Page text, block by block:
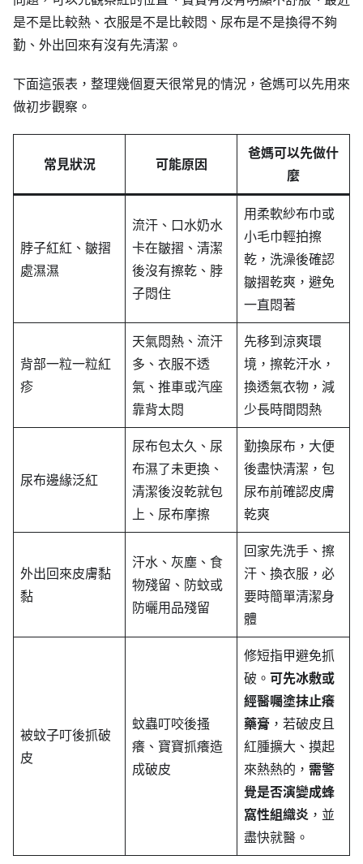
是不是比較熱、衣服是不是比較悶、尿布是不是換得不夠
勤、外出回來有沒有先清潔。
下面這張表，整理幾個夏天很常見的情況，爸媽可以先用來
做初步觀察。
常見狀況 可能原因
爸媽可以先做什
麼
脖子紅紅、皺摺
處濕濕
流汗、口水奶水
卡在皺摺、清潔
後沒有擦乾、脖
子悶住
用柔軟紗布巾或
小毛巾輕拍擦
乾，洗澡後確認
皺摺乾爽，避免
一直悶著
背部一粒一粒紅
疹
天氣悶熱、流汗
多、衣服不透
氣、推車或汽座
靠背太悶
先移到涼爽環
境，擦乾汗水，
換透氣衣物，減
少長時間悶熱
尿布邊緣泛紅
尿布包太久、尿
布濕了未更換、
清潔後沒乾就包
上、尿布摩擦
勤換尿布，大便
後盡快清潔，包
尿布前確認皮膚
乾爽
外出回來皮膚黏
黏
汗水、灰塵、食
物殘留、防蚊或
防曬用品殘留
回家先洗手、擦
汗、換衣服，必
要時簡單清潔身
體
被蚊子叮後抓破
皮
蚊蟲叮咬後搔
癢、寶寶抓癢造
成破皮
修短指甲避免抓
破。 可先冰敷或
經醫囑塗抹止癢
藥膏 ，若破皮且
紅腫擴大、摸起
來熱熱的， 需警
覺是否演變成蜂
窩性組織炎 ，並
盡快就醫。